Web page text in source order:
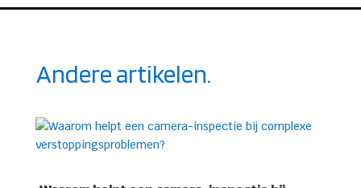
Andere artikelen.